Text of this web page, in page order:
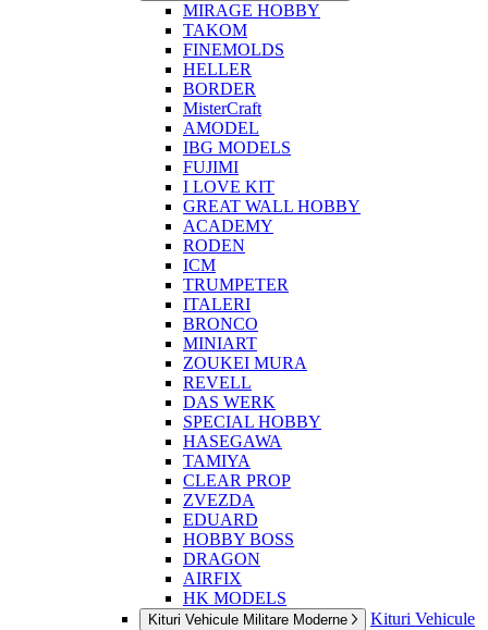
MIRAGE HOBBY
TAKOM
FINEMOLDS
HELLER
BORDER
MisterCraft
AMODEL
IBG MODELS
FUJIMI
I LOVE KIT
GREAT WALL HOBBY
ACADEMY
RODEN
ICM
TRUMPETER
ITALERI
BRONCO
MINIART
ZOUKEI MURA
REVELL
DAS WERK
SPECIAL HOBBY
HASEGAWA
TAMIYA
CLEAR PROP
ZVEZDA
EDUARD
HOBBY BOSS
DRAGON
AIRFIX
HK MODELS
Kituri Vehicule Militare Moderne
Kituri Vehicule